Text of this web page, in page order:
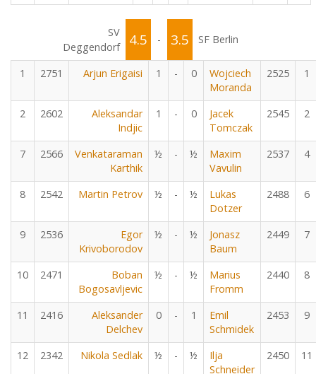
SV
Deggendorf
4.5 - 3.5 SF Berlin
1 2751 Arjun Erigaisi 1 - 0
Wojciech
Moranda
2525 1
2 2602
Aleksandar
Indjic
1 - 0
Jacek
Tomczak
2545 2
7 2566
Venkataraman
Karthik
½ - ½
Maxim
Vavulin
2537 4
8 2542 Martin Petrov ½ - ½
Lukas
Dotzer
2488 6
9 2536
Egor
Krivoborodov
½ - ½
Jonasz
Baum
2449 7
10 2471
Boban
Bogosavljevic
½ - ½
Marius
Fromm
2440 8
11 2416
Aleksander
Delchev
0 - 1
Emil
Schmidek
2453 9
12 2342 Nikola Sedlak ½ - ½
Ilja
Schneider
2450 11